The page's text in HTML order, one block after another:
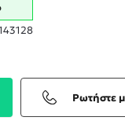
Ρωτήστε